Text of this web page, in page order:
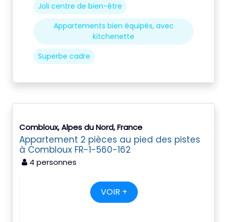
Joli centre de bien-être
Appartements bien équipés, avec
kitchenette
Superbe cadre
Combloux, Alpes du Nord, France
Appartement 2 pièces au pied des pistes
à Combloux FR-1-560-162
4 personnes
VOIR +